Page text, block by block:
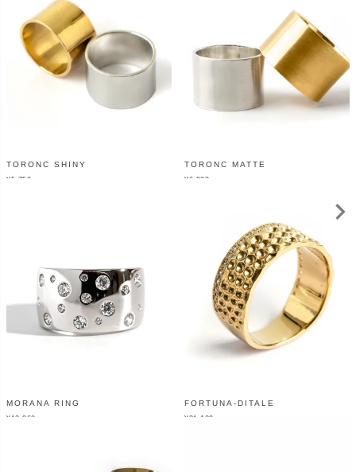
TORONC SHINY
¥5,750
TORONC MATTE
¥6,930
MORANA RING
¥ 13,860
FORTUNA-DITALE
¥21,120